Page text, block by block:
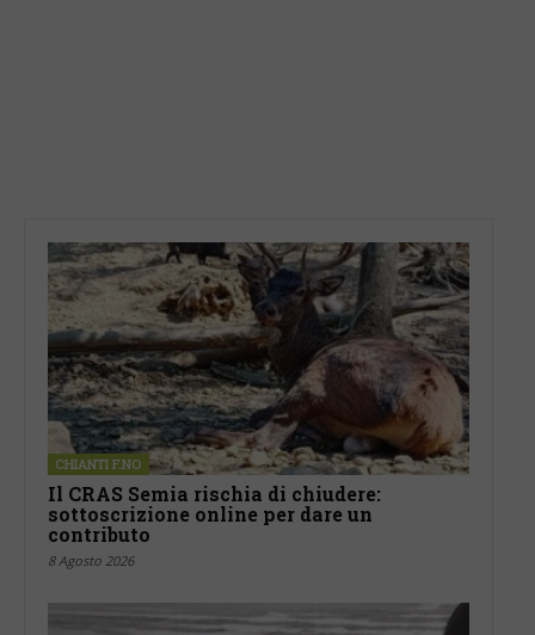
CHIANTI F.NO
Il CRAS Semia rischia di chiudere:
sottoscrizione online per dare un
contributo
8 Agosto 2026